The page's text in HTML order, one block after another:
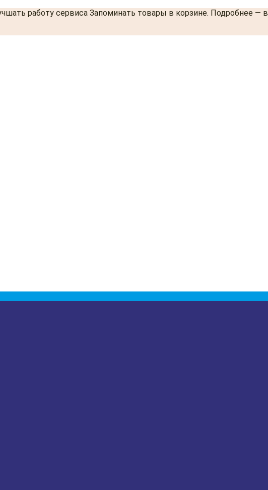
работу сервиса Запоминать товары в корзине. Подробнее — в